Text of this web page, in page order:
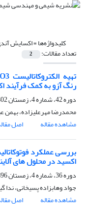
کلیدواژه‌ها =اکسایش
تعداد مقالات: 2
رنگ آزو به کمک فرآیند
دوره 42، شماره 4، زمستان 1402، صفحه
محمدرضا مهرعلیزاده، بهمن
مشاهده مقاله
اصل
بررسی عملکرد
اکسید در محلول های
دوره 36، شماره 4، زمستان 1396، صفحه
جواد وهابزاده پسیخانی، ندا
مشاهده مقاله
اصل